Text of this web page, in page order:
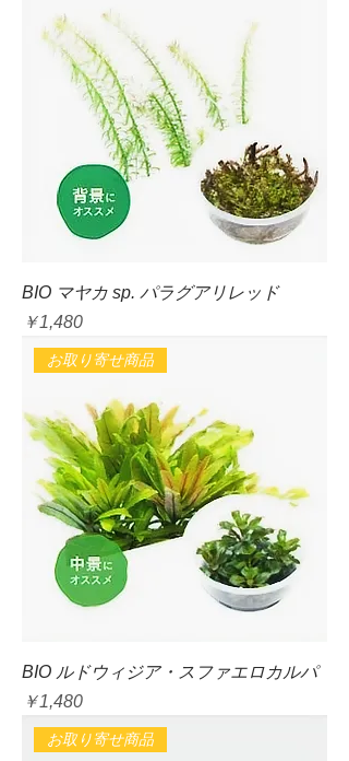
BIO マヤカ sp. パラグアリレッド
価格
￥1,480
お取り寄せ商品
BIO ルドウィジア・スファエロカルパ
価格
￥1,480
お取り寄せ商品